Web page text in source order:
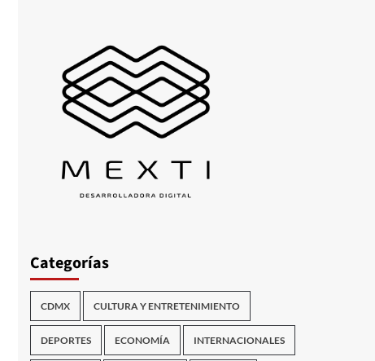
Categorías
CDMX CULTURA Y ENTRETENIMIENTO
DEPORTES ECONOMÍA INTERNACIONALES